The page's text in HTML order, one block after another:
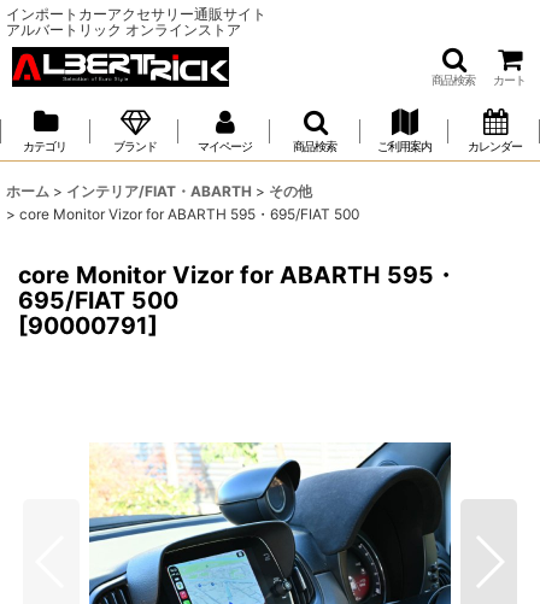
インポートカーアクセサリー通販サイト
アルバートリック オンラインストア
商品検索 カート
カテゴリ ブランド マイページ 商品検索 ご利用案内 カレンダー
ホーム > インテリア/FIAT・ABARTH > その他
> core Monitor Vizor for ABARTH 595・695/FIAT 500
core Monitor Vizor for ABARTH 595・
695/FIAT 500
[90000791]